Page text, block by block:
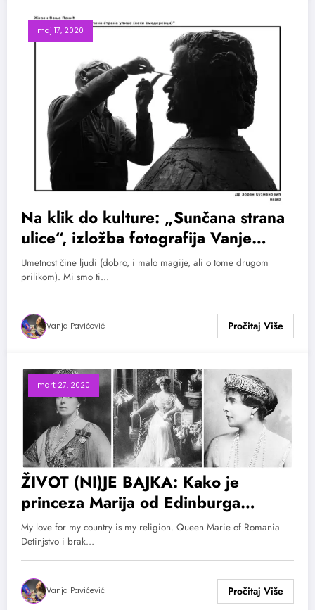
maj 17, 2020
Na klik do kulture: „Sunčana strana
ulice“, izložba fotografija Vanje
Panića
Umetnost čine ljudi (dobro, i malo magije, ali o tome drugom
prilikom). Mi smo ti…
Vanja Pavićević
mart 27, 2020
ŽIVOT (NI)JE BAJKA: Kako je
princeza Marija od Edinburga
postala poslednja kraljica Rumunije
My love for my country is my religion. Queen Marie of Romania
Detinjstvo i brak…
Vanja Pavićević